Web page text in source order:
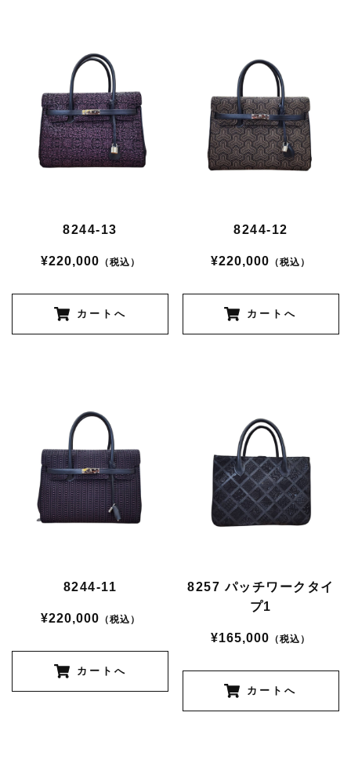
8244-13
¥220,000 （税込）
カートへ
8244-12
¥220,000 （税込）
カートへ
8244-11
¥220,000 （税込）
カートへ
8257 パッチワークタイ
プ1
¥165,000 （税込）
カートへ